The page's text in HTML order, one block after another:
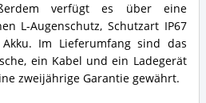
verfügt es über eine
L-Augenschutz, Schutzart IP67
Im Lieferumfang sind das
ein Kabel und ein Ladegerät
zweijährige Garantie gewährt.